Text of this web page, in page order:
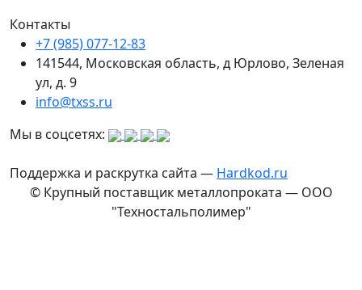
Контакты
+7 (985) 077-12-83
141544, Московская область, д Юрлово, Зеленая
ул, д. 9
info@txss.ru
Мы в соцсетях:
Поддержка и раскрутка сайта — Hardkod.ru
© Крупный поставщик металлопроката — ООО
"Техностальполимер"